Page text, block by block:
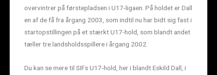
overvintrer på førstepladsen i U17-ligaen. På holdet er Dall
en af de få fra årgang 2003, som indtil nu har bidt sig fast i
startopstillingen på et stærkt U17-hold, som blandt andet
tæller tre landsholdsspillere i årgang 2002.
Du kan se mere til SIFs U17-hold, her i blandt Eskild Dall, i